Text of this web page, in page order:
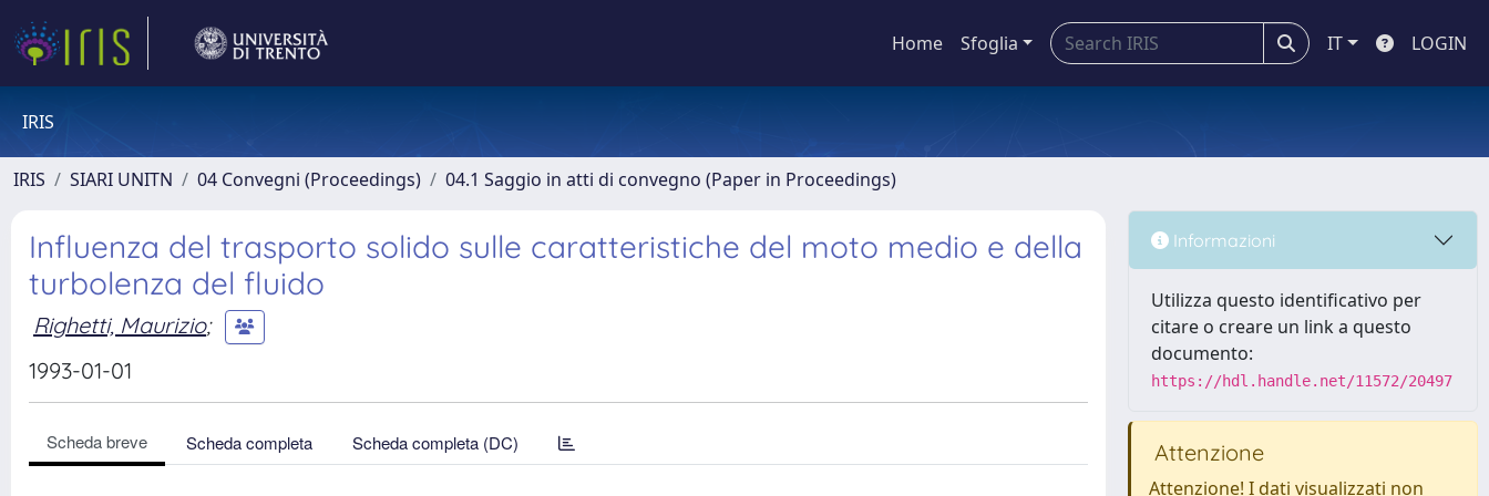
Home Sfoglia IT LOGIN
IRIS
IRIS SIARI UNITN 04 Convegni (Proceedings) 04.1 Saggio in atti di convegno (Paper in Proceedings)
Influenza del trasporto solido sulle caratteristiche del moto medio e della
turbolenza del fluido
Righetti, Maurizio;
1993-01-01
Scheda breve Scheda completa Scheda completa (DC)
Informazioni
Utilizza questo identificativo per
citare o creare un link a questo
documento:
https://hdl.handle.net/11572/20497
Attenzione
Attenzione! I dati visualizzati non